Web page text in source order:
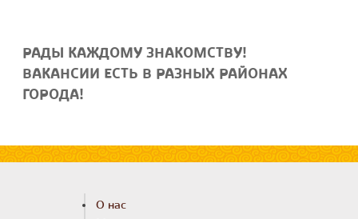
РАДЫ КАЖДОМУ ЗНАКОМСТВУ!
ВАКАНСИИ ЕСТЬ В РАЗНЫХ РАЙОНАХ
ГОРОДА!
О нас